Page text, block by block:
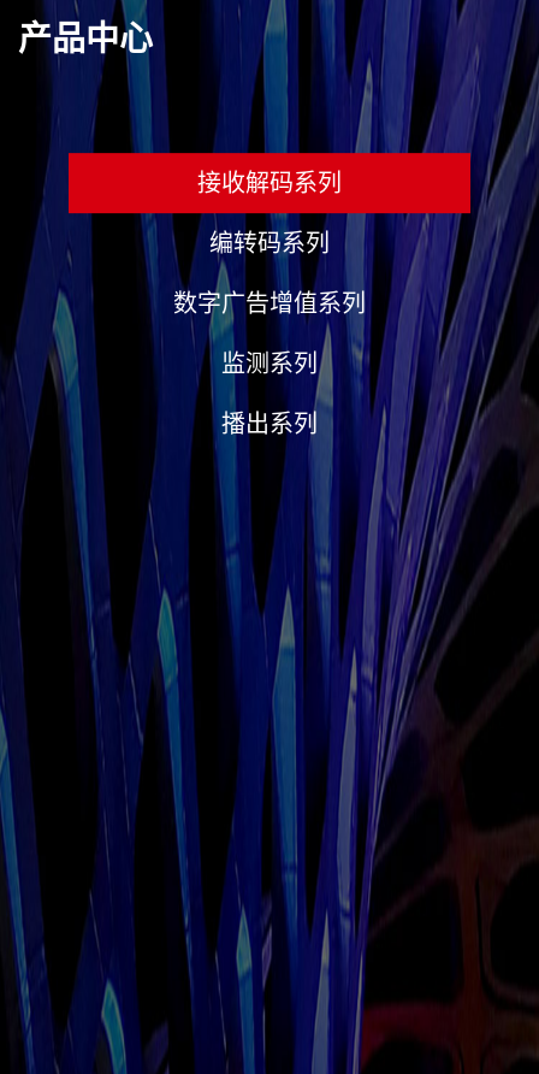
产品中心
接收解码系列
编转码系列
数字广告增值系列
监测系列
播出系列